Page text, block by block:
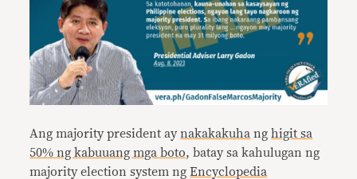
Ang majority president aynakakakuha nghigit sa
50% ng kabuuang mga boto, batay sa kahulugan ng
majority election system ngEncyclopedia